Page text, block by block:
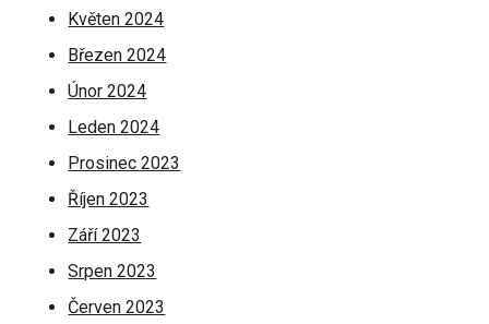
Květen 2024
Březen 2024
Únor 2024
Leden 2024
Prosinec 2023
Říjen 2023
Září 2023
Srpen 2023
Červen 2023